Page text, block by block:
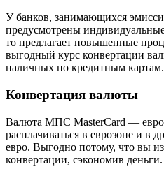
У банков, занимающихся
предусмотрены
то предлагает повышенные
выгодный курс конвертации
наличных по кредитным картам.
Конвертация валюты
Валюта МПС MasterCard —
расплачиваться в еврозоне и в
евро. Выгодно потому, что вы
конвертации, сэкономив деньги.